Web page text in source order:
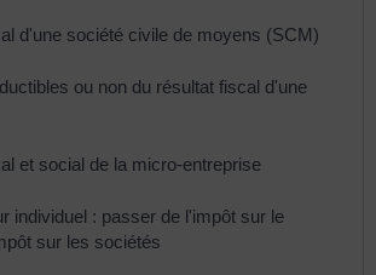
d'une société civile de moyens (SCM)
ou non du résultat fiscal d'une
et social de la micro-entreprise
individuel : passer de l'impôt sur le
sur les sociétés